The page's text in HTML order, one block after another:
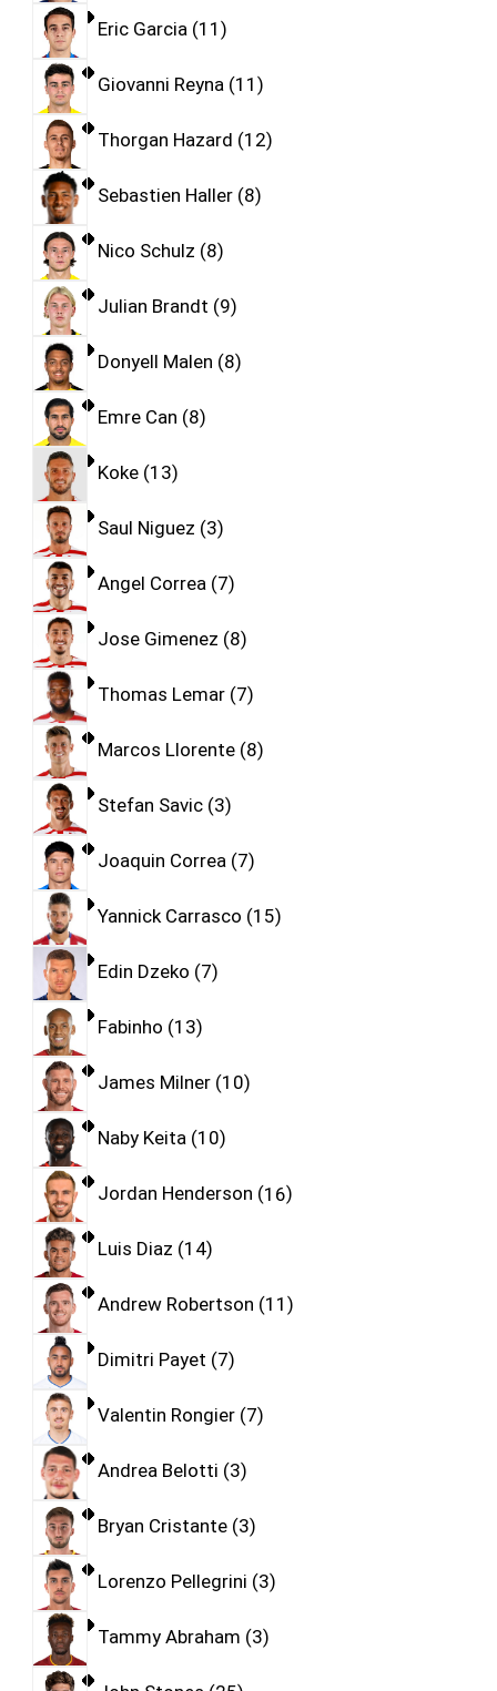
Eric Garcia 11
Giovanni Reyna 11
Thorgan Hazard 12
Sebastien Haller 8
Nico Schulz 8
Julian Brandt 9
Donyell Malen 8
Emre Can 8
Koke 13
Saul Niguez 3
Angel Correa 7
Jose Gimenez 8
Thomas Lemar 7
Marcos Llorente 8
Stefan Savic 3
Joaquin Correa 7
Yannick Carrasco 15
Edin Dzeko 7
Fabinho 13
James Milner 10
Naby Keita 10
Jordan Henderson 16
Luis Diaz 14
Andrew Robertson 11
Dimitri Payet 7
Valentin Rongier 7
Andrea Belotti 3
Bryan Cristante 3
Lorenzo Pellegrini 3
Tammy Abraham 3